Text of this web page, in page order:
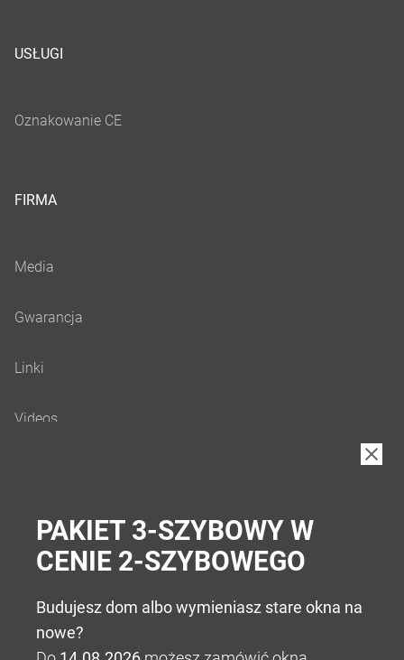
USŁUGI
FIRMA
PAKIET 3-SZYBOWY W
CENIE 2-SZYBOWEGO
Budujesz dom albo wymieniasz stare okna na
nowe?